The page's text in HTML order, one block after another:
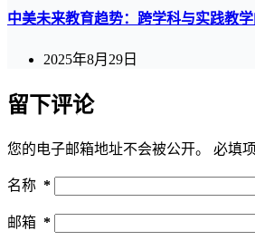
中美未来教育趋势：跨学科与实践教
2025年8月29日
留下评论
您的电子邮箱地址不会被公开。 必填
名称 *
邮箱 *